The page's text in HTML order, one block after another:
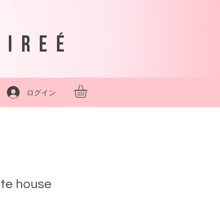
ログイン
house